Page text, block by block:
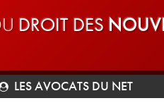
DROIT DES
LES AVOCATS DU NET